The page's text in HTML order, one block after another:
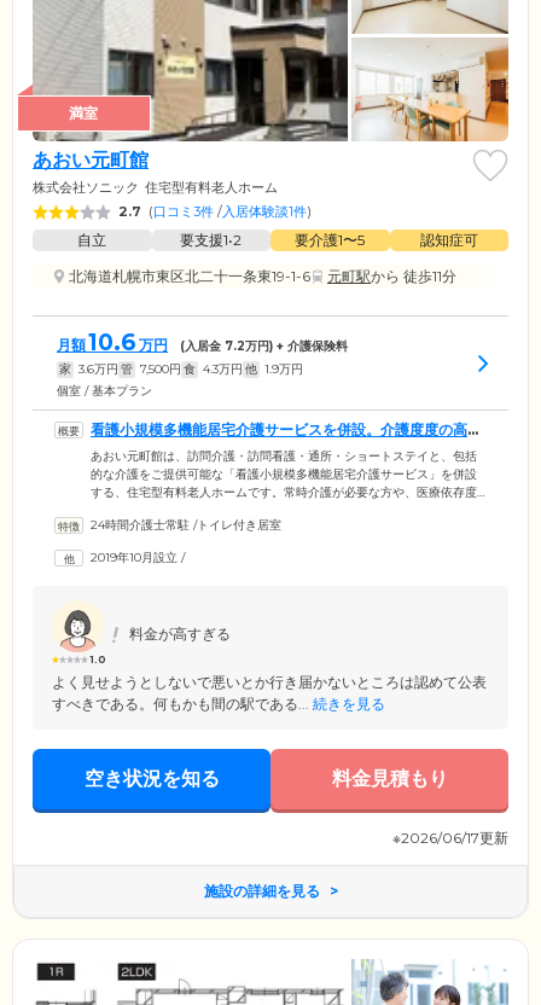
満室
あおい元町館
株式会社ソニック 住宅型有料老人ホーム
2.7 (口コミ3件 /入居体験談1件)
自立 要支援1•2 要介護1〜5
認知症可
北海道札幌市東区北二十一条東19-1-6
元町駅から 徒歩11分
月額10.6 万円 (入居金 7.2万円) + 介護保険料
家 3.6万円 管 7,500円 食 4.3万円 他 1.9万円
個室 / 基本プラン
看護小規模多機能居宅介護サービスを併設。介護度度の高い
方も入居可能です
あおい元町館は、訪問介護・訪問看護・通所・ショートステイと、包括
的な介護をご提供可能な「看護小規模多機能居宅介護サービス」を併設
する、住宅型有料老人ホームです。常時介護が必要な方や、医療依存度
に基づき、入浴や食事、排せつの介助を行う身体介護をはじめ、掃除や
的ケアを担当いたします。また医療体制については、提携医療機関によ
24時間介護士常駐 /トイレ付き居室
2019年10月設立 /
1.0
料金が高すぎる
よく見せようとしないで悪いとか行き届かないところは認めて公表
すべきである。何もかも間の駅である... 続きを見る
空き状況を知る 料金見積もり
※2026/06/17更新
施設の詳細を見る